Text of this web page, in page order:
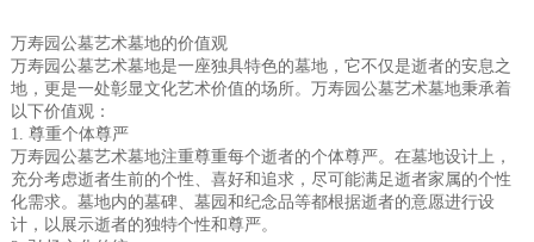
万寿园公墓艺术墓地的价值观
万寿园公墓艺术墓地是一座独具特色的墓地，它不仅是逝者的安息之
地，更是一处彰显文化艺术价值的场所。万寿园公墓艺术墓地秉承着
以下价值观：
1. 尊重个体尊严
万寿园公墓艺术墓地注重尊重每个逝者的个体尊严。在墓地设计上，
充分考虑逝者生前的个性、喜好和追求，尽可能满足逝者家属的个性
化需求。墓地内的墓碑、墓园和纪念品等都根据逝者的意愿进行设
计，以展示逝者的独特个性和尊严。